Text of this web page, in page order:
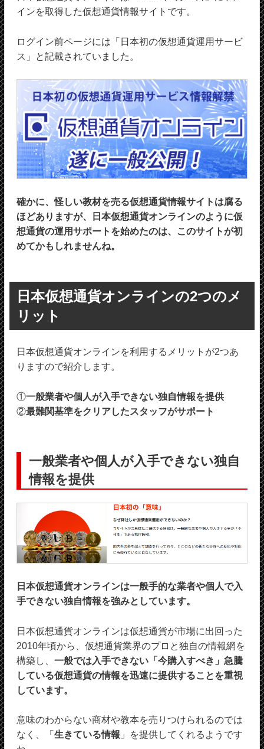
インを取得した仮想通貨情報サイトです。
ログイン前ページには「日本初の仮想通貨運用サービ
ス」と記載されていました。
確かに、怪しい教材を売る仮想通貨情報サイトは腐る
ほどありますが、日本仮想通貨オンラインのように仮
想通貨の運用サポートを始めたのは、このサイトが初
めてかもしれませんね。
日本仮想通貨オンラインの2つのメ
リット
日本仮想通貨オンラインを利用するメリットが2つあ
りますので紹介します。
①一般業者や個人が入手できない独自情報を提供
②最難関基準をクリアしたスタッフがサポート
一般業者や個人が入手できない独自
情報を提供
日本仮想通貨オンラインは一般手的な業者や個人で入
手できない独自情報を強みとしています。
日本仮想通貨オンラインは仮想通貨が市場に出回った
2010年頃から、仮想通貨業界のプロと独自の情報網を
構築し、 一般では入手できない「今購入すべき」急騰
している仮想通貨の情報を迅速に提供することを重視
しています。
意味のわからない商材や教本を売りつけられるのでは
なく、「 生きている情報 」を提供してくれるようです